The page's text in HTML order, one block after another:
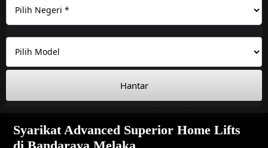
Hantar
Syarikat Advanced Superior Home Lifts